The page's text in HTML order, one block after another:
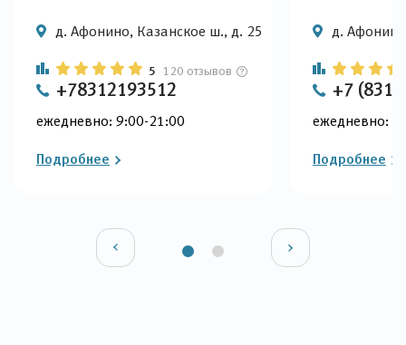
д. Афонино, Казанское ш., д. 25
5 120 отзывов
+78312193512
ежедневно: 9:00-21:00
Подробнее
д.
+7 (831)
ежедневно:
Подробнее